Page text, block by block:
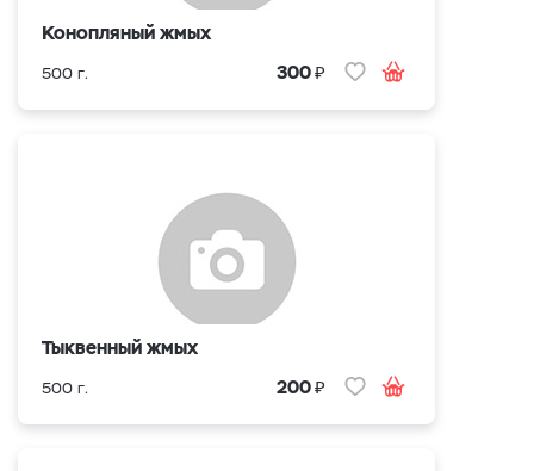
Конопляный жмых
500 г. 300₽
Тыквенный жмых
500 г. 200₽